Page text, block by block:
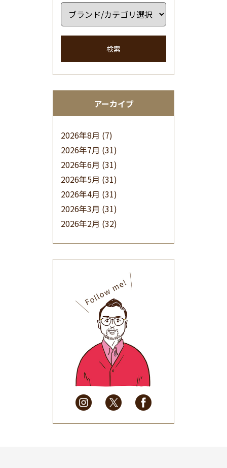
検索
アーカイブ
2026年8月 (7)
2026年7月 (31)
2026年6月 (31)
2026年5月 (31)
2026年4月 (31)
2026年3月 (31)
2026年2月 (32)
(32)
2025年9月(30)
2025年8月(31)
2025年7月(37)
2025年6月(48)
2025年5月
(41)
2025年4月
(32)
2025年3月(31)
2025年2月
(28)
2025年1月
(34)